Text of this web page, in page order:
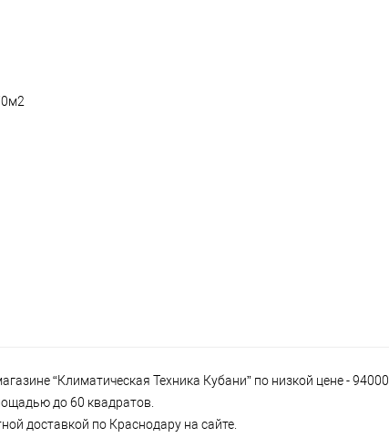
“Климатическая Техника Кубани” по низкой цене - 94000
до 60 квадратов.
доставкой по Краснодару на сайте.